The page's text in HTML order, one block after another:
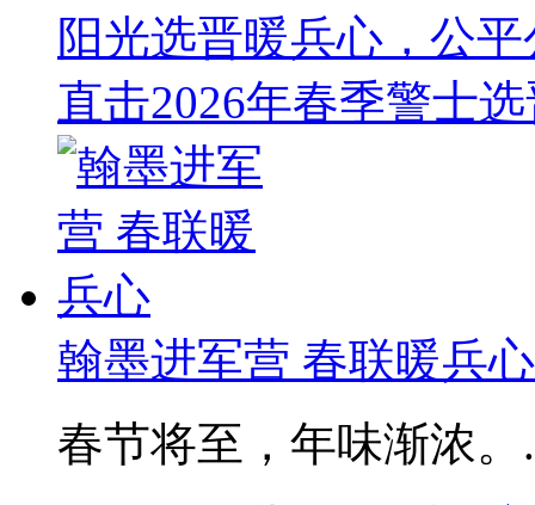
阳光选晋暖兵心，公
直击2026年春季警士
翰墨进军营 春联暖兵心
春节将至，年味渐浓。